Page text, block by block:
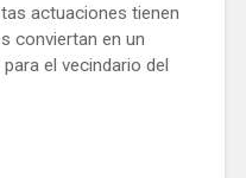
actuaciones tienen
conviertan en un
el vecindario del